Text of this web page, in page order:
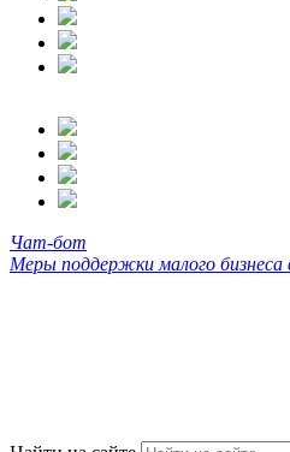
Чат-бот
Меры поддержки малого